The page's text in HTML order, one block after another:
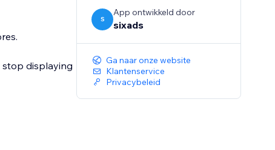
stop displaying
S
App ontwikkeld door
sixads
Ga naar onze website
Klantenservice
Privacybeleid